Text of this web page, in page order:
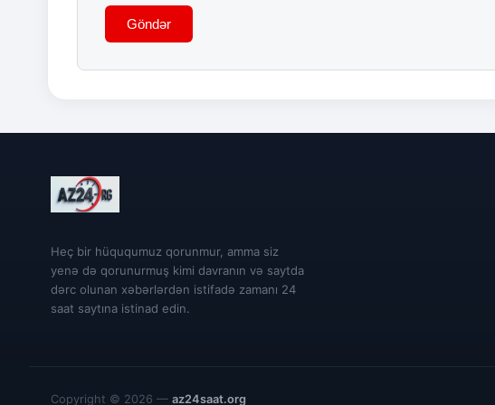
Göndər
Heç bir hüququmuz qorunmur, amma siz
yenə də qorunurmuş kimi davranın və saytda
dərc olunan xəbərlərdən istifadə zamanı 24
saat saytına istinad edin.
Copyright © 2026 — az24saat.org